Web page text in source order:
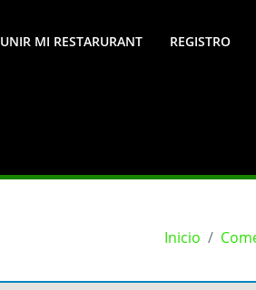
UNIR MI RESTARURANT REGISTRO
Inicio